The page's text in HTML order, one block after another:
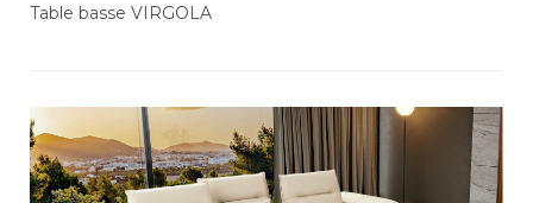
Table basse VIRGOLA